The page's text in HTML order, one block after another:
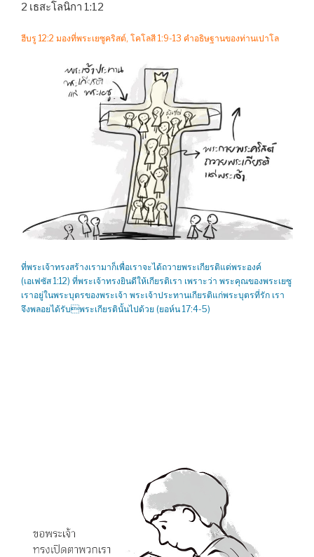
2 เธสะโลนิกา 1:12
ฮีบรู 12:2 มองที่พระเยซูคริสต์, โคโลสี 1:9-13 คำอธิษฐานของท่านเปาโล
ที่พระเจ้าทรงสร้างเรามาก็เพื่อเราจะได้ถวายพระเกียรติแด่พระองค์
(เอเฟซัส 1:12) ที่พระเจ้าทรงยินดีให้เกียรติเรา เพราะว่า พระคุณของพระเยซู
เราอยู่ในพระบุตรของพระเจ้า พระเจ้าประทานเกียรติแก่พระบุตรที่รัก เรา
จึงพลอยได้รับพระเกียรตินั้นไปด้วย (ยอห์น 17:4-5)